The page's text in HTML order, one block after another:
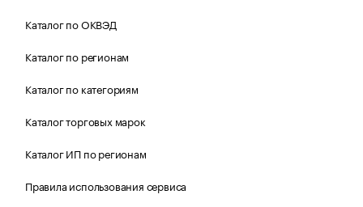
Каталог по ОКВЭД
Каталог по регионам
Каталог по категориям
Каталог торговых марок
Каталог ИП по регионам
Правила использования сервиса